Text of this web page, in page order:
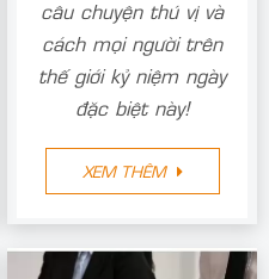
câu chuyện thú vị và
cách mọi người trên
thế giới kỷ niệm ngày
đặc biệt này!
XEM THÊM